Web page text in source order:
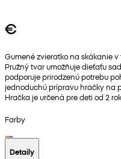
€
Gumené zvieratko na skákanie
Pružný tvar umožňuje dieťaťu
podporuje prirodzenú potrebu
jednoduchú prípravu hračky na
Hračka je určená pre deti od 2
Farby
Detaily